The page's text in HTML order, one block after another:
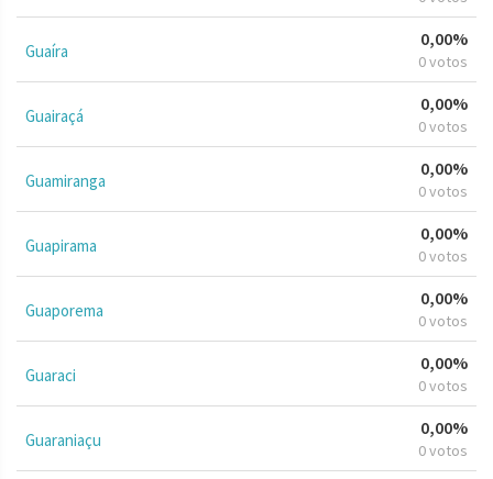
Guaíra
0,00%
0 votos
Guairaçá
0,00%
0 votos
Guamiranga
0,00%
0 votos
Guapirama
0,00%
0 votos
Guaporema
0,00%
0 votos
Guaraci
0,00%
0 votos
Guaraniaçu
0,00%
0 votos